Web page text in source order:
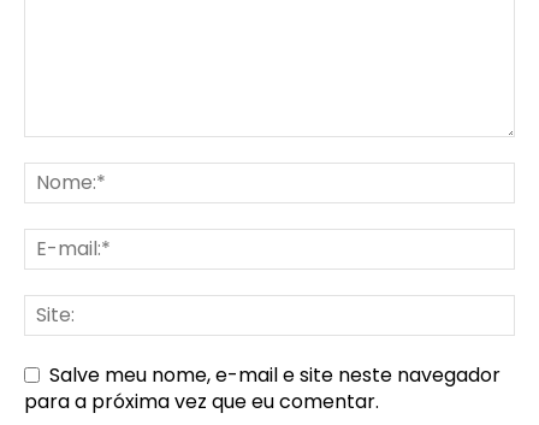
Salve meu nome, e-mail e site neste navegador
para a próxima vez que eu comentar.